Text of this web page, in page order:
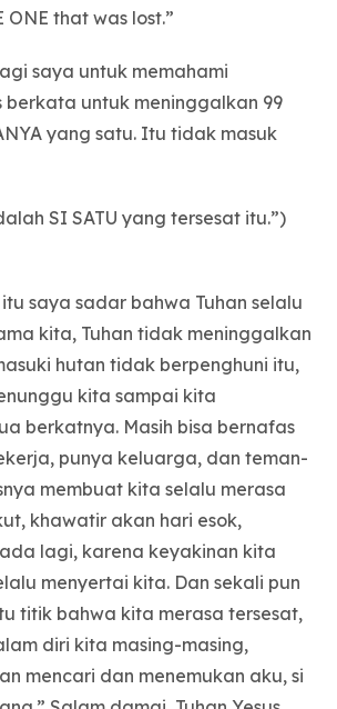
ONE that was lost.”
saya untuk memahami
berkata untuk meninggalkan 99
yang satu. Itu tidak masuk
SI SATU yang tersesat itu.”)
saya sadar bahwa Tuhan selalu
kita, Tuhan tidak meninggalkan
hutan tidak berpenghuni itu,
kita sampai kita
berkatnya. Masih bisa bernafas
punya keluarga, dan teman-
membuat kita selalu merasa
khawatir akan hari esok,
lagi, karena keyakinan kita
menyertai kita. Dan sekali pun
titik bahwa kita merasa tersesat,
diri kita masing-masing,
mencari dan menemukan aku, si